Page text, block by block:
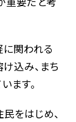
に関われる
込み、まち
ます。
をはじめ、